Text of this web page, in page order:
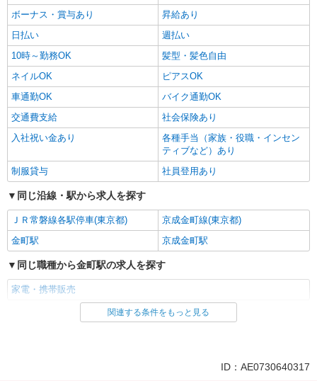
ボーナス・賞与あり
昇給あり
日払い
週払い
10時～勤務OK
髪型・髪色自由
ネイルOK
ピアスOK
車通勤OK
バイク通勤OK
交通費支給
社会保険あり
入社祝い金あり
各種手当（家族・役職・インセン
ティブなど）あり
制服貸与
社員登用あり
同じ沿線・駅から求人を探す
ＪＲ常磐線各駅停車(東京都)
京成金町線(東京都)
金町駅
京成金町駅
同じ職種から金町駅の求人を探す
家電・携帯販売
同じ雇用形態から金町駅の求人を探す
関連する条件をもっと見る
ID：AE0730640317